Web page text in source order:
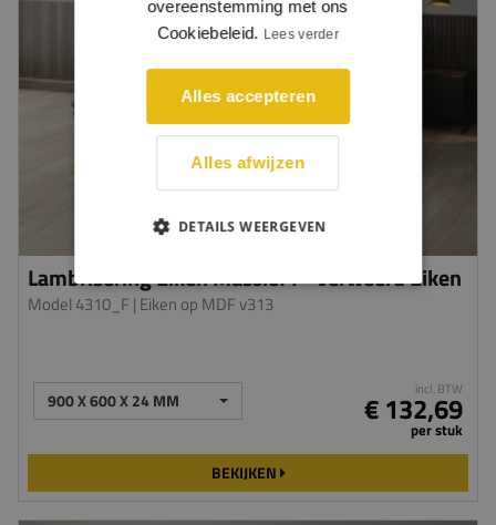
Lambrisering Eiken Massief I - Verweerd Eiken
Model 4310_F | Eiken op MDF v313
900 X 600 X 24 MM incl. BTW
€ 132,69
per stuk
BEKIJKEN
overeenstemming met ons
Cookiebeleid. Lees verder
Alles accepteren
Alles afwijzen
DETAILS WEERGEVEN